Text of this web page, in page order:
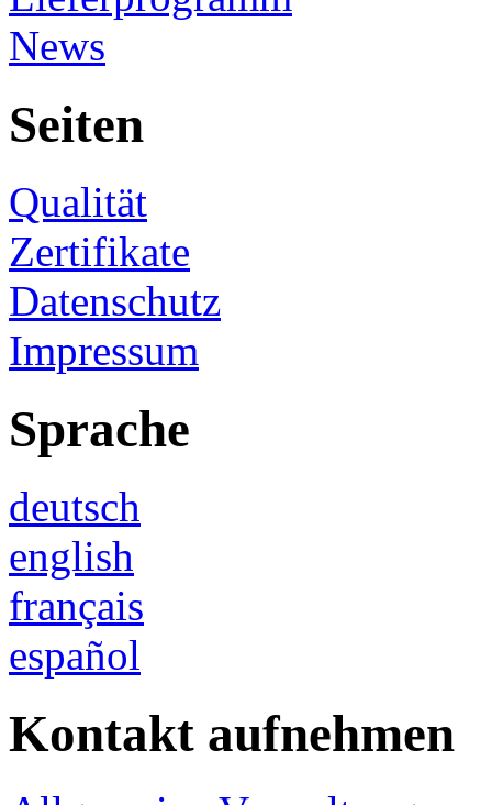
News
Seiten
Qualität
Zertifikate
Datenschutz
Impressum
Sprache
deutsch
english
français
español
Kontakt aufnehmen